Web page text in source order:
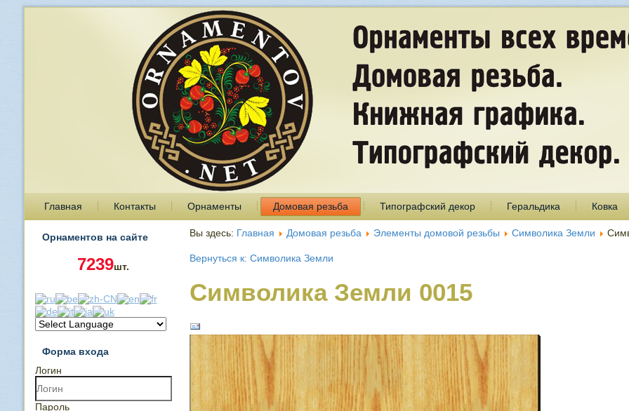
Главная Контакты Орнаменты Домовая резьба Типографский декор Геральдика Ковка
Орнаментов на сайте
7239шт.
Форма входа
Логин
Пароль
Вы здесь: Главная Домовая резьба Элементы домовой резьбы Символика Земли
Вернуться к: Символика Земли
Символика Земли 0015